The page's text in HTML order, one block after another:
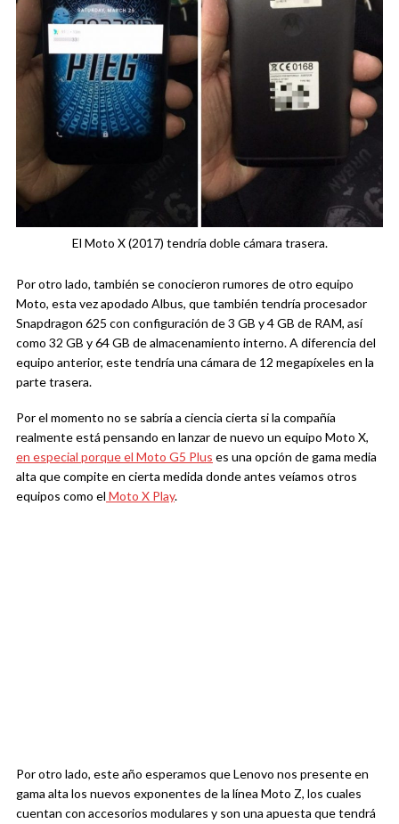
El Moto X (2017) tendría doble cámara trasera.
Por otro lado, también se conocieron rumores de otro equipo
Moto, esta vez apodado Albus, que también tendría procesador
Snapdragon 625 con configuración de 3 GB y 4 GB de RAM, así
como 32 GB y 64 GB de almacenamiento interno. A diferencia del
equipo anterior, este tendría una cámara de 12 megapíxeles en la
parte trasera.
Por el momento no se sabría a ciencia cierta si la compañía
realmente está pensando en lanzar de nuevo un equipo Moto X,
en especial porque el Moto G5 Plus es una opción de gama media
alta que compite en cierta medida donde antes veíamos otros
equipos como el Moto X Play.
Por otro lado, este año esperamos que Lenovo nos presente en
gama alta los nuevos exponentes de la línea Moto Z, los cuales
cuentan con accesorios modulares y son una apuesta que tendrá